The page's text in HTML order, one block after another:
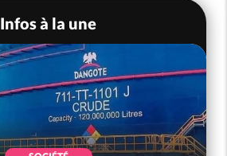
Infos à la une